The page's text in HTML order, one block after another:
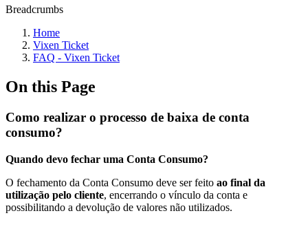
Breadcrumbs
Home
Vixen Ticket
FAQ - Vixen Ticket
On this Page
Como realizar o processo de baixa de conta
consumo?
Quando devo fechar uma Conta Consumo?
O fechamento da Conta Consumo deve ser feito ao final da
utilização pelo cliente, encerrando o vínculo da conta e
possibilitando a devolução de valores não utilizados.